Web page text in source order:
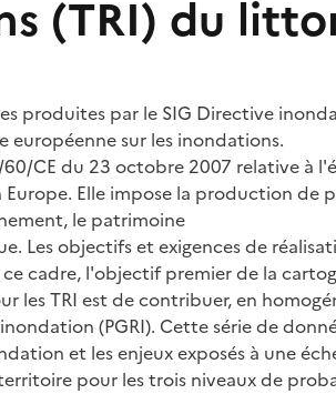
(TRI) du
produites par le SIG Directive
sur les inondations.
CE du 23 octobre 2007 relative à
Elle impose la production de
le patrimoine
Les objectifs et exigences de
ce cadre, l'objectif premier de la
les TRI est de contribuer, en
(PGRI). Cette série de
et les enjeux exposés à une
pour les trois niveaux de